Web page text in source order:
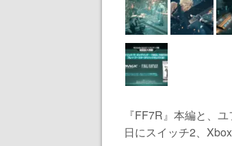
『FF7R』本編と、
日にスイッチ2、